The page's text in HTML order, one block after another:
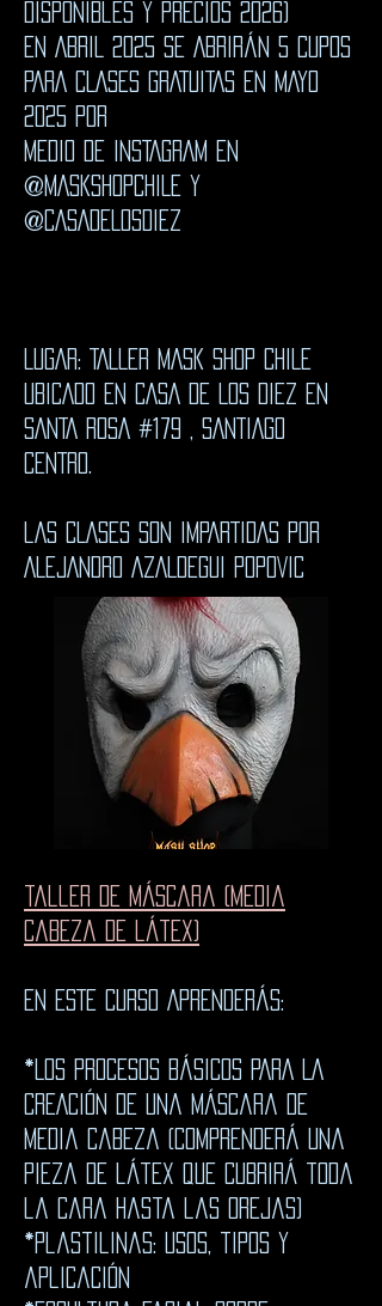
disponibles y precios 2026)
en ABRIL 2025 SE ABRIRÁN 5 CUPOS
PARA CLASES GRATUITAS EN MAYO
2025 POR
MEDIO DE INSTAGRAM EN
@MASKSHOPCHILE Y
@CASADELOSDIEZ
LUGAR: TALLER MASK SHOP CHILE
UBICADO EN CASA DE LOS DIEZ EN
SANTA ROSA #179 , SANTIAGO
CENTRO.
lAS CLASES SON IMPARTIDAS POR
ALEJANDRO AZALDEGUI pOPOVIC
taller de máscara (Media
cabeza de látex)
en ESTE CURSO APRENDERÁS:
*LOS PROCESOS BÁSICOS PARA LA
CREACIÓN DE UNa máscara de
media cabeza (COMPRENDERÁ una
pieza de látex que cubrirá toda
la cara hasta las orejas)
*Plastilinas: usos, tipos y
aplicación